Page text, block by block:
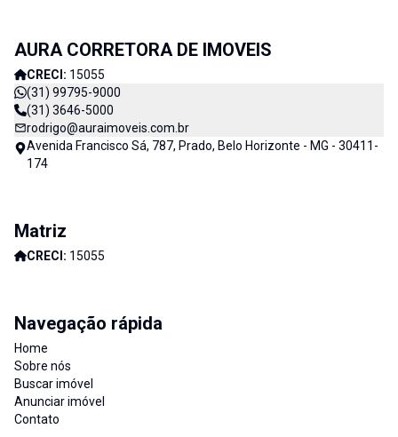
Imóveis e consequentemente de nossos clientes. AURA
AURA CORRETORA DE IMOVEIS
CRECI: 15055
(31) 99795-9000
(31) 3646-5000
rodrigo@auraimoveis.com.br
Avenida Francisco Sá, 787, Prado, Belo Horizonte - MG - 30411-
174
Matriz
CRECI: 15055
Navegação rápida
Home
Sobre nós
Buscar imóvel
Anunciar imóvel
Contato